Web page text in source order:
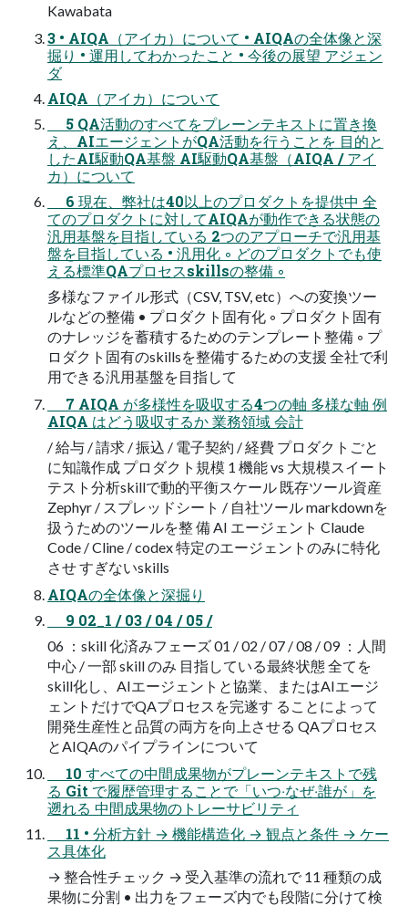
Kawabata
3 • AIQA（アイカ）について • AIQAの全体像と深
掘り • 運⽤してわかったこと • 今後の展望 アジェン
ダ
AIQA（アイカ）について
5 QA活動のすべてをプレーンテキストに置き換
え、AIエージェントがQA活動を⾏うことを ⽬的と
したAI駆動QA基盤 AI駆動QA基盤（AIQA / アイ
カ）について
6 現在、弊社は40以上のプロダクトを提供中 全
てのプロダクトに対してAIQAが動作できる状態の
汎⽤基盤を⽬指している 2つのアプローチで汎⽤基
盤を⽬指している • 汎⽤化 ◦ どのプロダクトでも使
える標準QAプロセスskillsの整備 ◦
多様なファイル形式（CSV, TSV, etc）への変換ツー
ルなどの整備 • プロダクト固有化 ◦ プロダクト固有
のナレッジを蓄積するためのテンプレート整備 ◦ プ
ロダクト固有のskillsを整備するための⽀援 全社で利
⽤できる汎⽤基盤を⽬指して
7 AIQA が多様性を吸収する4つの軸 多様な軸 例
AIQA はどう吸収するか 業務領域 会計
/ 給与 / 請求 / 振込 / 電⼦契約 / 経費 プロダクトごと
に知識作成 プロダクト規模 1 機能 vs ⼤規模スイート
テスト分析skillで動的平衡スケール 既存ツール資産
Zephyr / スプレッドシート / ⾃社ツール markdownを
扱うためのツールを整 備 AI エージェント Claude
Code / Cline / codex 特定のエージェントのみに特化
させ すぎないskills
AIQAの全体像と深掘り
9 02_1 / 03 / 04 / 05 /
06 ：skill 化済みフェーズ 01 / 02 / 07 / 08 / 09 ：⼈間
中⼼ / ⼀部 skill のみ ⽬指している最終状態 全てを
skill化し、AIエージェントと協業、またはAIエージ
ェントだけでQAプロセスを完遂す ることによって
開発⽣産性と品質の両⽅を向上させる QAプロセス
とAIQAのパイプラインについて
10 すべての中間成果物がプレーンテキストで残
る Git で履歴管理することで「いつ‧なぜ‧誰が」を
遡れる 中間成果物のトレーサビリティ
11 • 分析⽅針 → 機能構造化 → 観点と条件 → ケー
ス具体化
→ 整合性チェック → 受⼊基準の流れで 11 種類の成
果物に分割 • 出⼒をフェーズ内でも段階に分けて検